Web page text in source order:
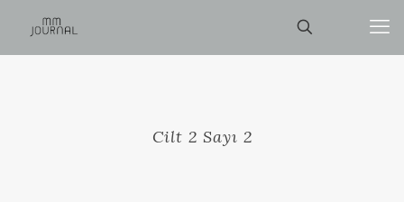
Cilt 2 Sayı 2